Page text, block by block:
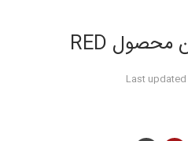
Last updated